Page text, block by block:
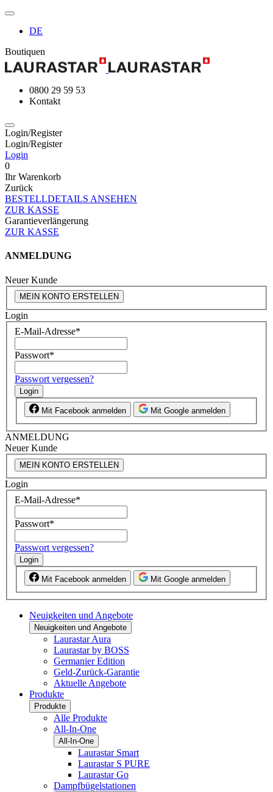
DE
Boutiquen
0800 29 59 53
Kontakt
Login/Register
Login/Register
Login
0
Ihr Warenkorb
Zurück
BESTELLDETAILS ANSEHEN
ZUR KASSE
Garantieverlängerung
ZUR KASSE
ANMELDUNG
Neuer Kunde
MEIN KONTO ERSTELLEN
Login
E-Mail-Adresse*
Passwort*
Passwort vergessen?
Login
Mit Facebook anmelden Mit Google anmelden
ANMELDUNG
Neuer Kunde
MEIN KONTO ERSTELLEN
Login
E-Mail-Adresse*
Passwort*
Passwort vergessen?
Login
Mit Facebook anmelden Mit Google anmelden
Neuigkeiten und Angebote
Neuigkeiten und Angebote
Laurastar Aura
Laurastar by BOSS
Germanier Edition
Geld-Zurück-Garantie
Aktuelle Angebote
Produkte
Produkte
Alle Produkte
All-In-One
All-In-One
Laurastar Smart
Laurastar S PURE
Laurastar Go
Dampfbügelstationen